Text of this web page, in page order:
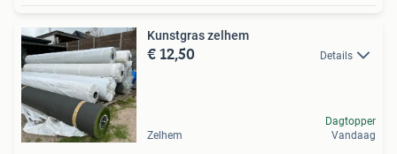
Kunstgras zelhem
€ 12,50 Details
Zelhem
Dagtopper
Vandaag